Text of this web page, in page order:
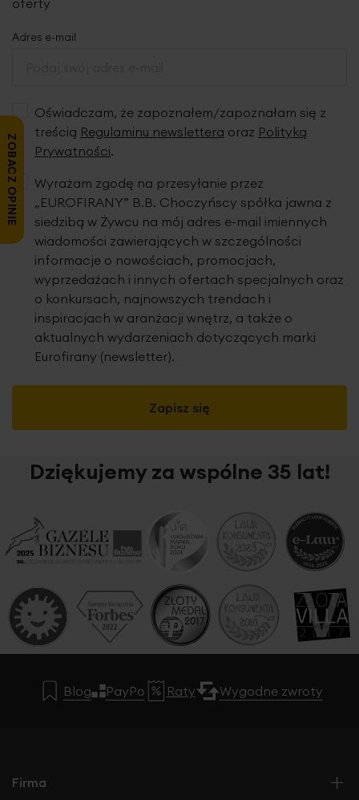
trakcie użytkowania ręczników pylenie całkowicie ustępuje, jednocześnie zwiększa
oferty
Adres e-mail
Oświadczam, że zapoznałem/zapoznałam się z
treścią Regulaminu newslettera oraz Polityką
Prywatności.
Zapisz się
Wyrażam zgodę na przesyłanie przez
„EUROFIRANY” B.B. Choczyńscy spółka jawna z
siedzibą w Żywcu na mój adres e-mail imiennych
wiadomości zawierających w szczególności
informacje o nowościach, promocjach,
wyprzedażach i innych ofertach specjalnych oraz
o konkursach, najnowszych trendach i
inspiracjach w aranżacji wnętrz, a także o
aktualnych wydarzeniach dotyczących marki
Eurofirany (newsletter).
Dziękujemy za wspólne 35 lat!
Blog PayPo Raty Wygodne zwroty
Firma
ZOBACZ OPINIE